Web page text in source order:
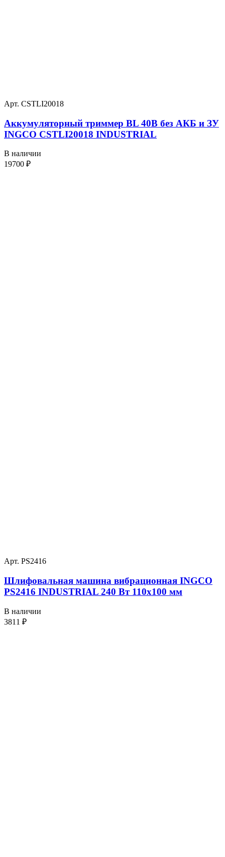
Арт. CSTLI20018
Аккумуляторный триммер BL 40В без АКБ и ЗУ
INGCO CSTLI20018 INDUSTRIAL
В наличии
19700 ₽
Арт. PS2416
Шлифовальная машина вибрационная INGCO
PS2416 INDUSTRIAL 240 Вт 110х100 мм
В наличии
3811 ₽